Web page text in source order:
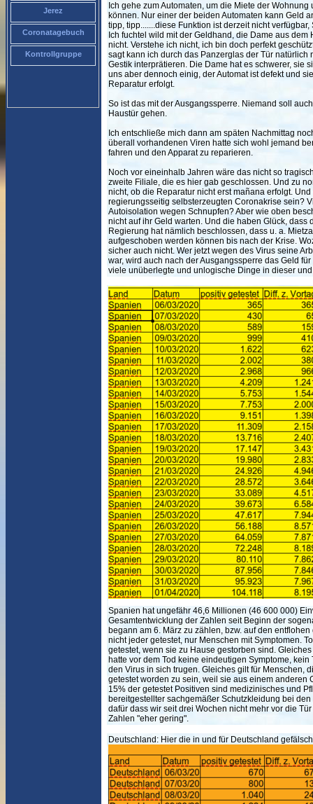
Jerez
Coronatagebuch
Kontrollgruppe
Ich gehe zum Automaten, um die Miete der
können. Nur einer der beiden Automaten kann Geld
tipp, tipp.......diese Funktion ist derzeit nicht
Ich fuchtel wild mit der Geldhand, die Dame aus
nicht. Verstehe ich nicht, ich bin doch perfekt
sagt kann ich durch das Panzerglas der Tür
Gestik interprätieren. Die Dame hat es schwerer, sie
uns aber dennoch einig, der Automat ist defekt und
Reparatur erfolgt.
So ist das mit der Ausgangssperre. Niemand soll
Haustür gehen.
Ich entschließe mich dann am späten Nachmittag
überall vorhandenen Viren hatte sich wohl jemand
fahren und den Apparat zu reparieren.
Noch vor eineinhalb Jahren wäre das nicht so
zweite Filiale, die es hier gab geschlossen. Und zu
nicht, ob die Reparatur nicht erst mañana erfolgt.
regierungsseitig selbsterzeugten Coronakrise sein?
Autoisolation wegen Schnupfen? Aber wie oben
nicht auf ihr Geld warten. Und die haben Glück, dass
Regierung hat nämlich beschlossen, dass u. a.
aufgeschoben werden können bis nach der Krise.
sicher auch nicht. Wer jetzt wegen des Virus seine
war, wird auch nach der Ausgangssperre das Geld
viele unüberlegte und unlogische Dinge in dieser
Spanien hat ungefähr 46,6 Millionen (46 600 000)
Gesamtentwicklung der Zahlen seit Beginn der
begann am 6. März zu zählen, bzw. auf den
nicht jeder getestet, nur Menschen mit Symptomen.
getestet, wenn sie zu Hause gestorben sind.
hatte vor dem Tod keine eindeutigen Symptome,
den Virus in sich trugen. Gleiches gilt für Menschen,
getestet worden zu sein, weil sie aus einem anderen
15% der getestet Positiven sind medizinisches und
bereitgestellter sachgemäßer Schutzkleidung bei
dafür dass wir seit drei Wochen nicht mehr vor die
Zahlen "eher gering".
Deutschland: Hier die in und für Deutschland